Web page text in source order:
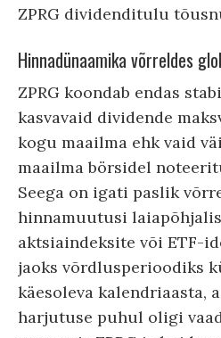
ZPRG dividenditulu
Hinnadünaamika võrreldes
ZPRG koondab endas
kasvavaid dividende
kogu maailma ehk vaid
maailma börsidel
Seega on igati paslik
hinnamuutusi
aktsiaindeksite või ETF-
jaoks võrdlusperioodiks
käesoleva kalendriaasta,
harjutuse puhul oligi